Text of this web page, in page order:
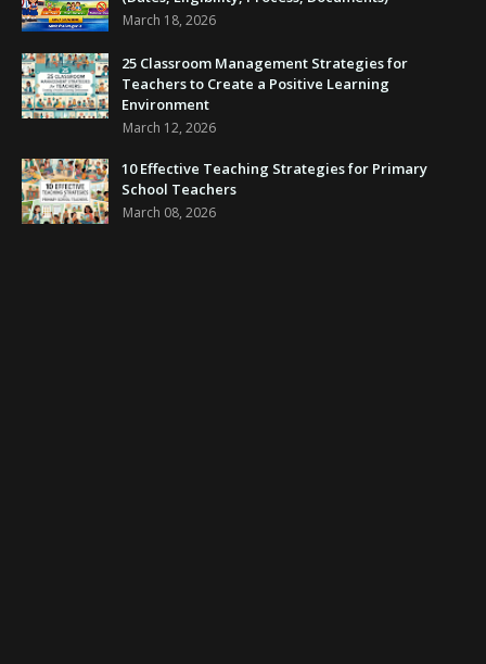
March 18, 2026
25 Classroom Management Strategies for
Teachers to Create a Positive Learning
Environment
March 12, 2026
10 Effective Teaching Strategies for Primary
School Teachers
March 08, 2026